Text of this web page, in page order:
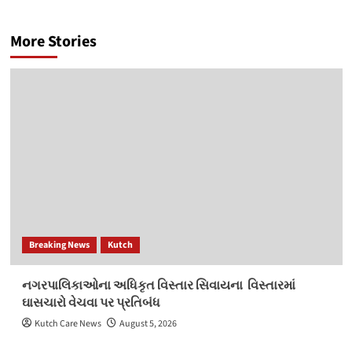
More Stories
Breaking News Kutch
નગરપાલિકાઓના અધિકૃત વિસ્‍તાર સિવાયના વિસ્‍તારમાં
ઘાસચારો વેચવા પર પ્રતિબંધ
Kutch Care News August 5, 2026